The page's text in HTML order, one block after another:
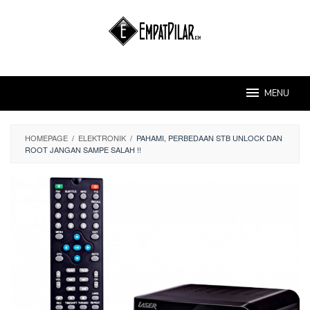
MENU
HOMEPAGE / ELEKTRONIK / PAHAMI, PERBEDAAN STB UNLOCK DAN
ROOT JANGAN SAMPE SALAH !!